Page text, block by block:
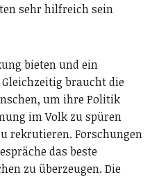
sehr hilfreich sein
bieten und ein
Gleichzeitig braucht die
um ihre Politik
im Volk zu spüren
rekrutieren. Forschungen
das beste
zu überzeugen. Die